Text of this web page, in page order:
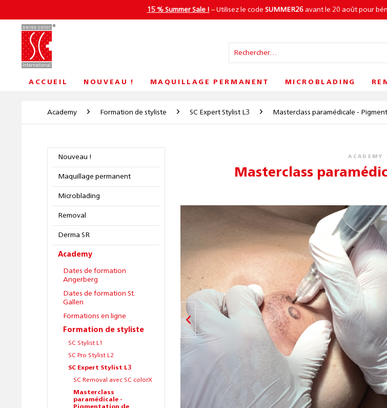
15 % Summer Sale ! – Utilisez le code SUMMER26avant le 20 août pour
ACCUEIL NOUVEAU ! MAQUILLAGE PERMANENT MICROBLADING
Academy Formation de styliste SC Expert Stylist L3 Masterclass paramédicale -
Nouveau !
Maquillage permanent
Microblading
Removal
Derma SR
Academy
Dates de formation
Angerberg
Dates de formation St.
Gallen
Formations en ligne
Formation de styliste
SC Stylist L1
SC Pro Stylist L2
SC Expert Stylist L3
SC Removal avec SC colorX
Masterclass
paramédicale -
ACADEMY
Masterclass